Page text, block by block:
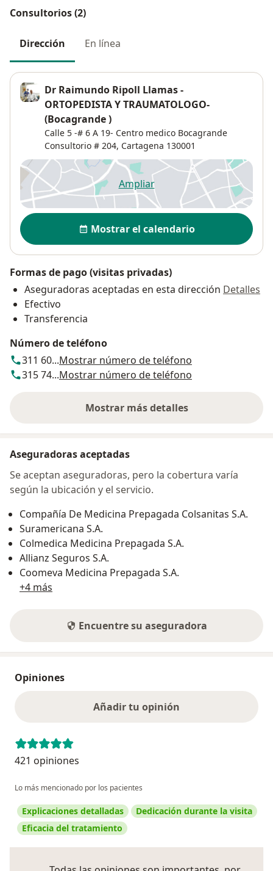
Consultorios (2)
Dirección En línea
Dr Raimundo Ripoll Llamas -
ORTOPEDISTA Y TRAUMATOLOGO-
(Bocagrande )
Calle 5 -# 6 A 19- Centro medico Bocagrande
Consultorio # 204, Cartagena 130001
Ampliarse abre en una nueva
Disponibilidad
Mostrar el calendario
Formas de pago (visitas privadas)
Aseguradoras aceptadas en esta dirección Detalles
Efectivo
Transferencia
Número de teléfono
311 60...Mostrar número de teléfono
315 74...Mostrar número de teléfono
Mostrar más detalles
sobre la dirección
Aseguradoras aceptadas
Se aceptan aseguradoras, pero la cobertura varía
según la ubicación y el servicio.
Compañía De Medicina Prepagada Colsanitas S.A.
Suramericana S.A.
Colmedica Medicina Prepagada S.A.
Allianz Seguros S.A.
Coomeva Medicina Prepagada S.A.
+4 más
Encuentre su aseguradora
Opiniones
Añadir tu opinión
421 opiniones
Lo más mencionado por los pacientes
Explicaciones detalladas
Dedicación durante la visita
Eficacia del tratamiento